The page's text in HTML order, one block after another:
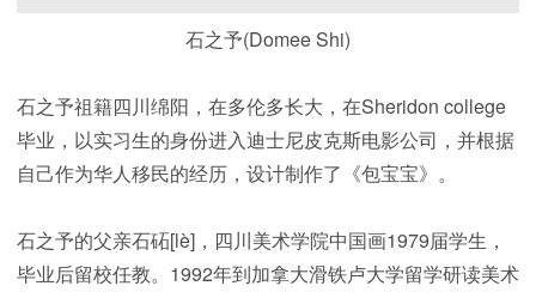
石之予(Domee Shi)
石之予祖籍四川绵阳，在多伦多长大，在Sheridon college
毕业，以实习生的身份进入迪士尼皮克斯电影公司，并根据
自己作为华人移民的经历，设计制作了《包宝宝》。
石之予的父亲石砳[lè]，四川美术学院中国画1979届学生，
毕业后留校任教。1992年到加拿大滑铁卢大学留学研读美术